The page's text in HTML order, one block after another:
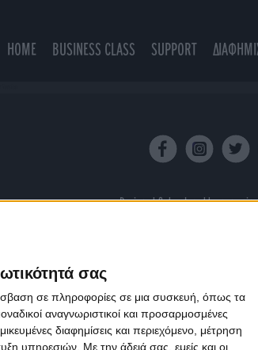
σας
σε πληροφορίες σε μια συσκευή, όπως τα
αναγνωριστικοί και προσαρμοσμένες
διαφημίσεις και περιεχόμενο, μέτρηση
υπηρεσιών. Με την άδειά σας, εμείς και οι
HOME BUSINESS CLASS SUPPORT
Designed & developed by